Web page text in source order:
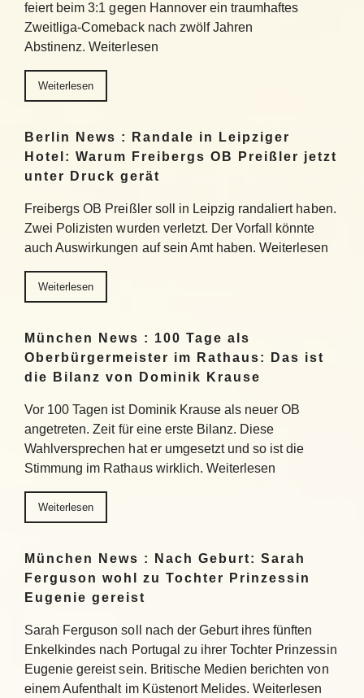
feiert beim 3:1 gegen Hannover ein traumhaftes
Zweitliga-Comeback nach zwölf Jahren
Abstinenz. Weiterlesen
Weiterlesen
Berlin News : Randale in Leipziger
Hotel: Warum Freibergs OB Preißler jetzt
unter Druck gerät
Freibergs OB Preißler soll in Leipzig randaliert haben.
Zwei Polizisten wurden verletzt. Der Vorfall könnte
auch Auswirkungen auf sein Amt haben. Weiterlesen
Weiterlesen
München News : 100 Tage als
Oberbürgermeister im Rathaus: Das ist
die Bilanz von Dominik Krause
Vor 100 Tagen ist Dominik Krause als neuer OB
angetreten. Zeit für eine erste Bilanz. Diese
Wahlversprechen hat er umgesetzt und so ist die
Stimmung im Rathaus wirklich. Weiterlesen
Weiterlesen
München News : Nach Geburt: Sarah
Ferguson wohl zu Tochter Prinzessin
Eugenie gereist
Sarah Ferguson soll nach der Geburt ihres fünften
Enkelkindes nach Portugal zu ihrer Tochter Prinzessin
Eugenie gereist sein. Britische Medien berichten von
einem Aufenthalt im Küstenort Melides. Weiterlesen